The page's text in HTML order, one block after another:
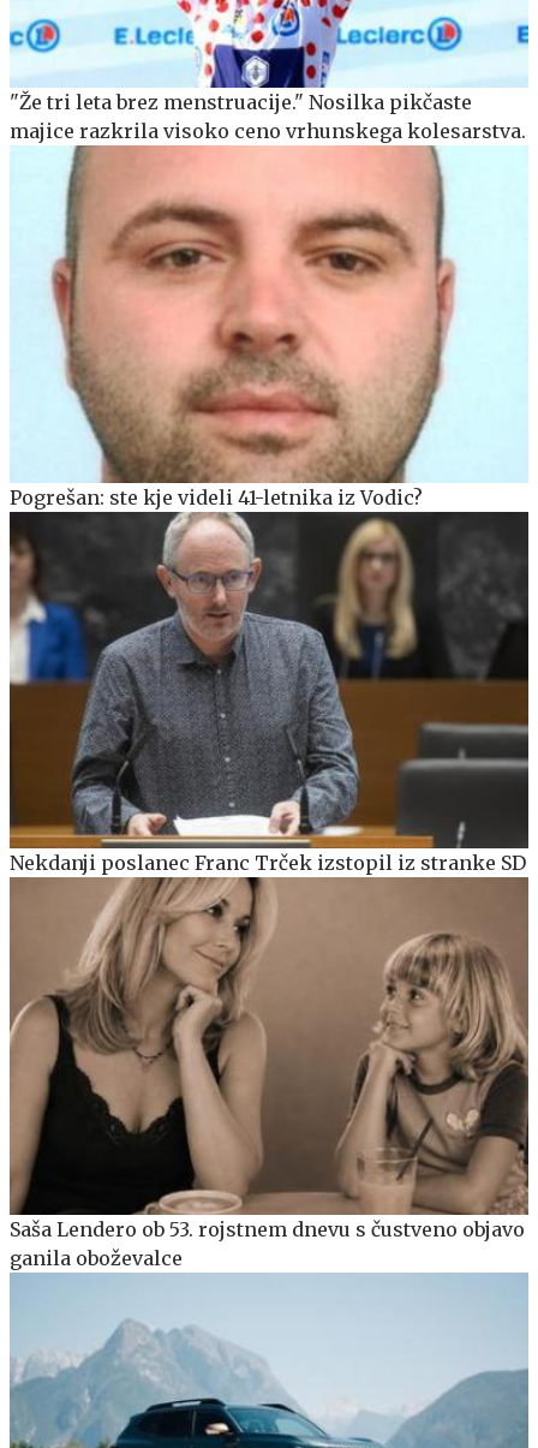
"Že tri leta brez menstruacije." Nosilka pikčaste
majice razkrila visoko ceno vrhunskega kolesarstva.
Pogrešan: ste kje videli 41-letnika iz Vodic?
Nekdanji poslanec Franc Trček izstopil iz stranke SD
Saša Lendero ob 53. rojstnem dnevu s čustveno objavo
ganila oboževalce